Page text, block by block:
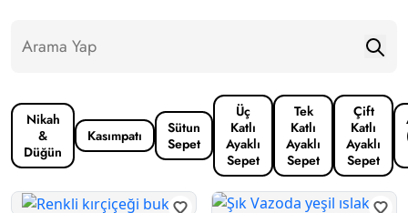
Nikah
&
Düğün
Kasımpatı
Sütun
Sepet
Üç
Katlı
Ayaklı
Sepet
Tek
Katlı
Ayaklı
Sepet
Çift
Katlı
Ayaklı
Sepet